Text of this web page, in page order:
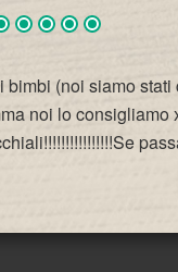
(noi siamo
noi lo